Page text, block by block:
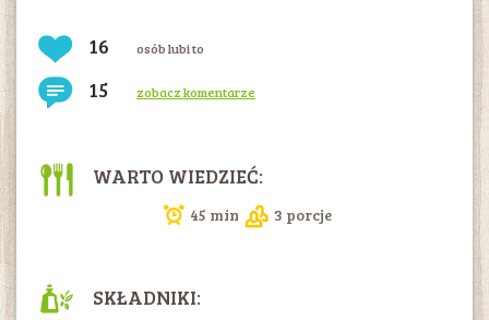
16 osób lubi to
15 zobacz komentarze
WARTO WIEDZIEĆ:
45 min 3 porcje
SKŁADNIKI: